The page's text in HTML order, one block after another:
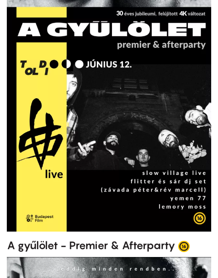
A gyűlölet - Premier & Afterparty